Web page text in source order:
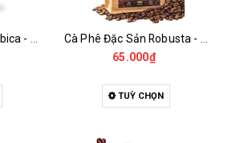
65.000₫
TUỲ CHỌN